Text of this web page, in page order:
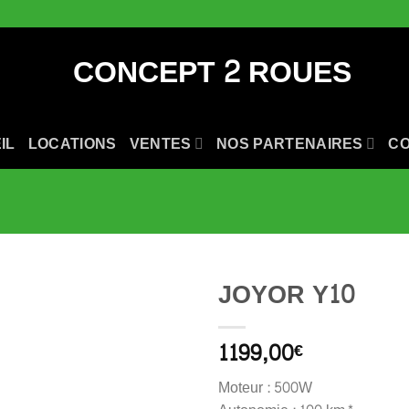
LOCATIONS VENTES NOS PARTENAIRES
JOYOR Y10
1199,00€
Moteur : 500W